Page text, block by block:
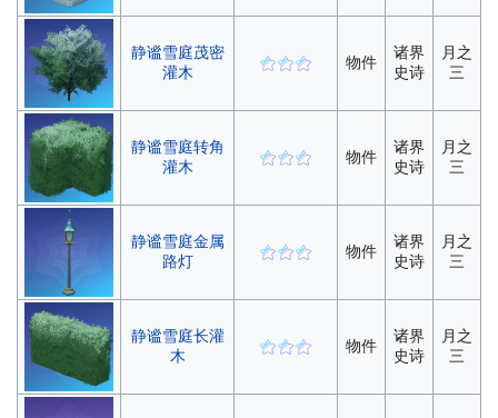
静谧雪庭茂密
灌木
物件
诸界
史诗
月之
三
静谧雪庭转角
灌木
物件
诸界
史诗
月之
三
静谧雪庭金属
路灯
物件
诸界
史诗
月之
三
静谧雪庭长灌
木
物件
诸界
史诗
月之
三